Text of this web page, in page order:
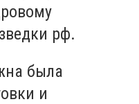
рф.
была
и